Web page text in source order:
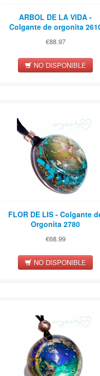
ARBOL DE LA VIDA -
Colgante de orgonita
€88.97
NO DISPONIBLE
FLOR DE LIS - Colgante
Orgonita 2780
€68.99
NO DISPONIBLE